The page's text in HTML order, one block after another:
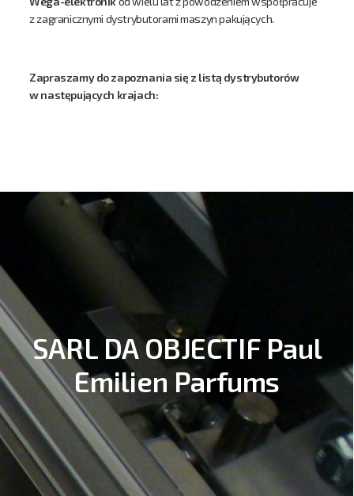
z zagranicznymi dystrybutorami maszyn pakujących.
Zapraszamy do zapoznania się z listą dystrybutorów
w następujących krajach:
SARL DA OBJECTIF Paul
Emilien Parfums